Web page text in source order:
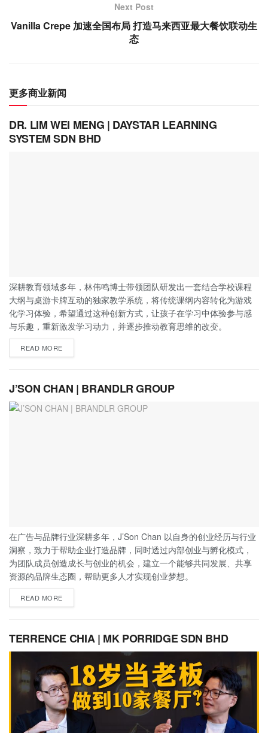
Next Post
Vanilla Crepe 加速全国布局 打造马来西亚最大餐饮联动生
态
更多商业新闻
DR. LIM WEI MENG | DAYSTAR LEARNING
SYSTEM SDN BHD
深耕教育领域多年，林伟鸣博士带领团队研发出一套结合学校课程
大纲与桌游卡牌互动的独家教学系统，将传统课纲内容转化为游戏
化学习体验，希望通过这种创新方式，让孩子在学习中体验参与感
与乐趣，重新激发学习动力，并逐步推动教育思维的改变。
READ MORE
J’SON CHAN | BRANDLR GROUP
在广告与品牌行业深耕多年，J’Son Chan 以自身的创业经历与行业
洞察，致力于帮助企业打造品牌，同时透过内部创业与孵化模式，
为团队成员创造成长与创业的机会，建立一个能够共同发展、共享
资源的品牌生态圈，帮助更多人才实现创业梦想。
READ MORE
TERRENCE CHIA | MK PORRIDGE SDN BHD